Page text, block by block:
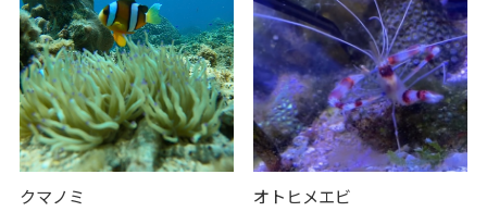
クマノミ オトヒメエビ